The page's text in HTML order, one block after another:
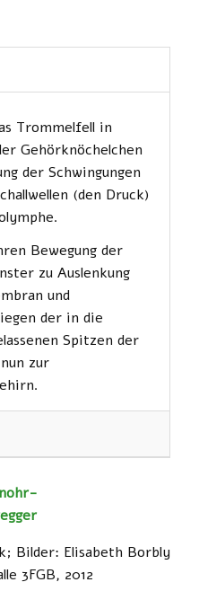
Trommelfell in
Gehörknöchelchen
der Schwingungen
(den Druck)
Bewegung der
zu Auslenkung
und
der in die
Spitzen der
zur
Bilder: Elisabeth Borbly
3FGB, 2012